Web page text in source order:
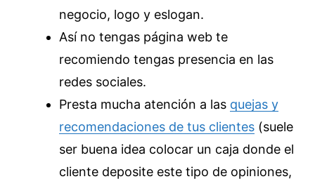
negocio, logo y eslogan.
Así no tengas página web te
recomiendo tengas presencia en las
redes sociales.
Presta mucha atención a las quejas y
recomendaciones de tus clientes (suele
ser buena idea colocar un caja donde el
cliente deposite este tipo de opiniones,